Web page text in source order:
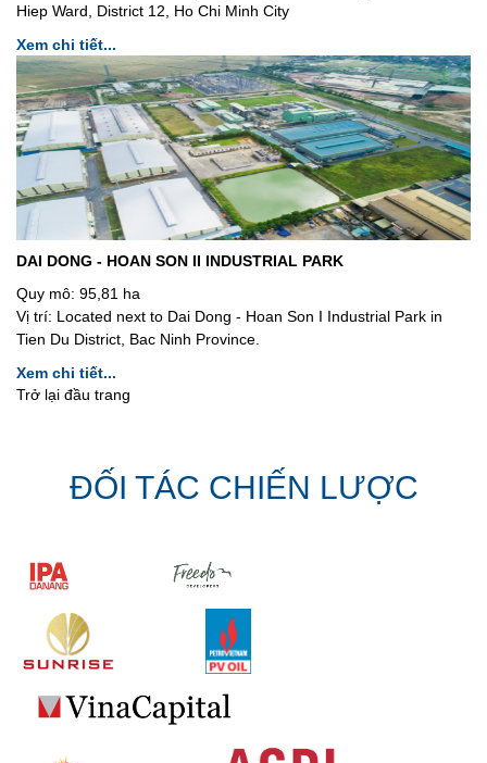
Hiep Ward, District 12, Ho Chi Minh City
Xem chi tiết...
DAI DONG - HOAN SON II INDUSTRIAL PARK
Quy mô: 95,81 ha
Vị trí: Located next to Dai Dong - Hoan Son I Industrial Park in
Tien Du District, Bac Ninh Province.
Xem chi tiết...
Trở lại đầu trang
ĐỐI TÁC CHIẾN LƯỢC